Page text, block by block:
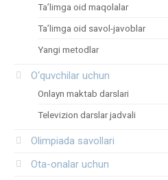
Ta’limga oid maqolalar
Ta’limga oid savol-javoblar
Yangi metodlar
O‘quvchilar uchun
Onlayn maktab darslari
Televizion darslar jadvali
Olimpiada savollari
Ota-onalar uchun